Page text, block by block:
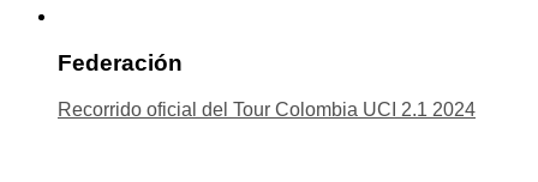
Federación
Recorrido oficial del Tour Colombia UCI 2.1 2024